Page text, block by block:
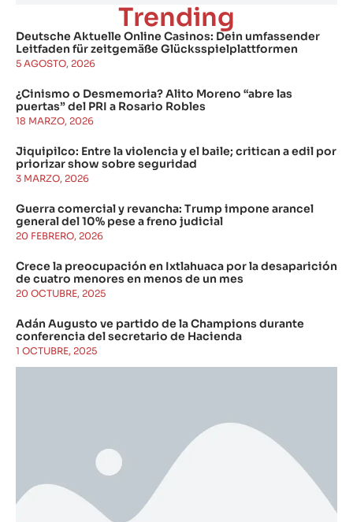
Trending
Deutsche Aktuelle Online Casinos: Dein umfassender
Leitfaden für zeitgemäße Glücksspielplattformen
5 AGOSTO, 2026
¿Cinismo o Desmemoria? Alito Moreno “abre las
puertas” del PRI a Rosario Robles
18 MARZO, 2026
Jiquipilco: Entre la violencia y el baile; critican a edil por
priorizar show sobre seguridad
3 MARZO, 2026
Guerra comercial y revancha: Trump impone arancel
general del 10% pese a freno judicial
20 FEBRERO, 2026
Crece la preocupación en Ixtlahuaca por la desaparición
de cuatro menores en menos de un mes
20 OCTUBRE, 2025
Adán Augusto ve partido de la Champions durante
conferencia del secretario de Hacienda
1 OCTUBRE, 2025